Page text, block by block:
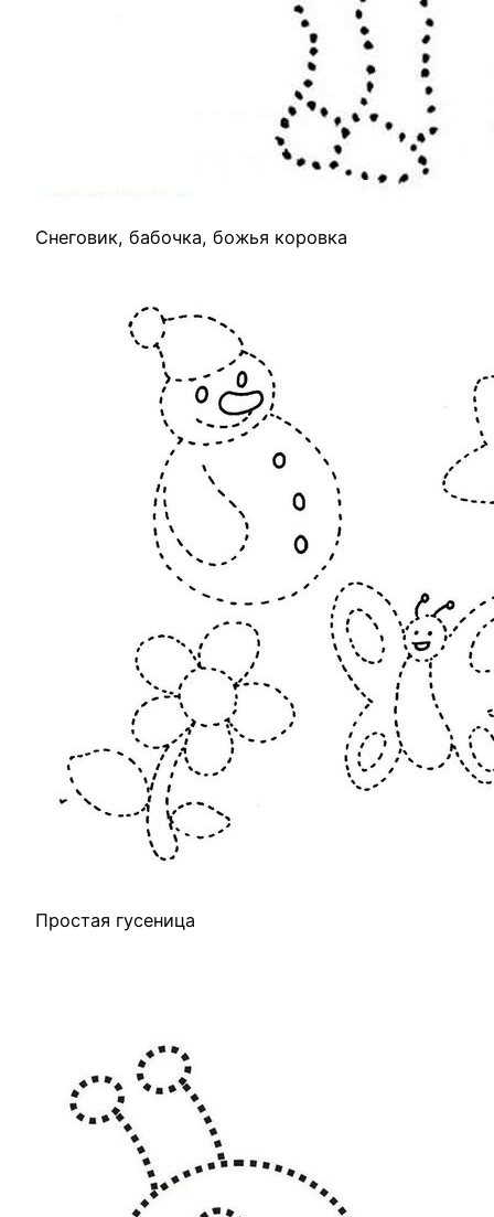
Снеговик, бабочка, божья коровка
Простая гусеница